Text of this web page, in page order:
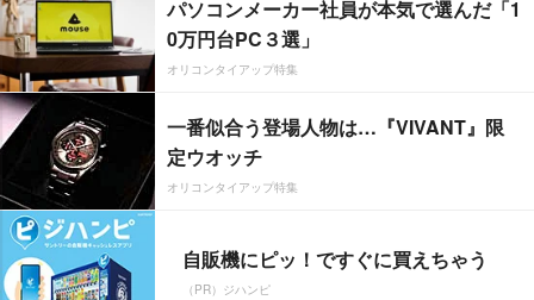
パソコンメーカー社員が本気で選んだ「1
0万円台PC３選」
オリコンタイアップ特集
一番似合う登場人物は…『VIVANT』限
定ウオッチ
オリコンタイアップ特集
自販機にピッ！ですぐに買えちゃう
（PR）ジハンピ